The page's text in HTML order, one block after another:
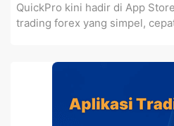
QuickPro kini hadir di App
trading forex yang simpel,